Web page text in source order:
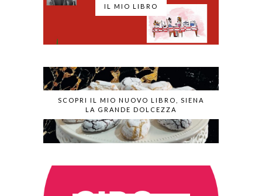
IL MIO LIBRO
SCOPRI IL MIO NUOVO LIBRO, SIENA
LA GRANDE DOLCEZZA